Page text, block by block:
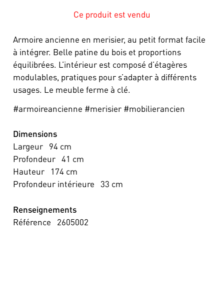
Ce produit est vendu
Armoire ancienne en merisier, au petit format facile
à intégrer. Belle patine du bois et proportions
équilibrées. L’intérieur est composé d’étagères
modulables, pratiques pour s’adapter à différents
usages. Le meuble ferme à clé.
#armoireancienne #merisier #mobilierancien
Dimensions
Largeur
94 cm
Profondeur 41 cm
Hauteur
174 cm
Profondeur intérieure
33 cm
Renseignements
Référence
2605002